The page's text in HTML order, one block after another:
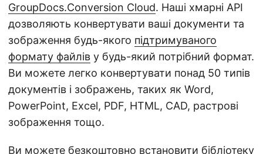
GroupDocs.Conversion Cloud. Наші хмарні API
дозволяють конвертувати ваші документи та
зображення будь-якого підтримуваного
формату файлів у будь-який потрібний формат.
Ви можете легко конвертувати понад 50 типів
документів і зображень, таких як Word,
PowerPoint, Excel, PDF, HTML, CAD, растрові
зображення тощо.
Ви можете безкоштовно встановити бібліотеку